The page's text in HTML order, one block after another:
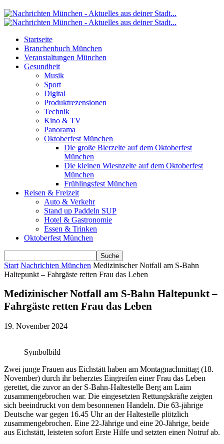
Startseite
Branchenbuch München
Veranstaltungen München
Gesundheit
Musik
Sport
Digital
Produktrezensionen
Technik
Kino & TV
Panorama
Oktoberfest München
Die große Bierzelte auf dem Oktoberfest
München
Die kleinen Wiesnzelte auf dem Oktoberfest
München
Frühlingsfest München
Reisen & Freizeit
Auto & Verkehr
Stand up Paddeln SUP
Hotel & Gastronomie
Essen & Trinken
Oktoberfest München
Start Nachrichten München Medizinischer Notfall am S-Bahn
Haltepunkt – Fahrgäste retten Frau das Leben
Medizinischer Notfall am S-Bahn Haltepunkt –
Fahrgäste retten Frau das Leben
19. November 2024
Symbolbild
Zwei junge Frauen aus Eichstätt haben am Montagnachmittag (18.
November) durch ihr beherztes Eingreifen einer Frau das Leben
gerettet, die zuvor an der S-Bahn-Haltestelle Berg am Laim
zusammengebrochen war. Die eingesetzten Rettungskräfte zeigten
sich beeindruckt von dem besonnenen Handeln. Die 63-jährige
Deutsche war gegen 16.45 Uhr an der Haltestelle plötzlich
zusammengebrochen. Eine 22-Jährige und eine 20-Jährige, beide
aus Eichstätt, leisteten sofort Erste Hilfe und setzten einen Notruf ab.